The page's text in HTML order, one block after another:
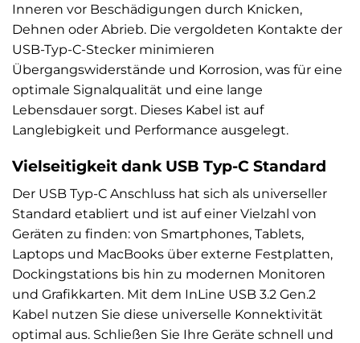
Inneren vor Beschädigungen durch Knicken,
Dehnen oder Abrieb. Die vergoldeten Kontakte der
USB-Typ-C-Stecker minimieren
Übergangswiderstände und Korrosion, was für eine
optimale Signalqualität und eine lange
Lebensdauer sorgt. Dieses Kabel ist auf
Langlebigkeit und Performance ausgelegt.
Vielseitigkeit dank USB Typ-C Standard
Der USB Typ-C Anschluss hat sich als universeller
Standard etabliert und ist auf einer Vielzahl von
Geräten zu finden: von Smartphones, Tablets,
Laptops und MacBooks über externe Festplatten,
Dockingstations bis hin zu modernen Monitoren
und Grafikkarten. Mit dem InLine USB 3.2 Gen.2
Kabel nutzen Sie diese universelle Konnektivität
optimal aus. Schließen Sie Ihre Geräte schnell und